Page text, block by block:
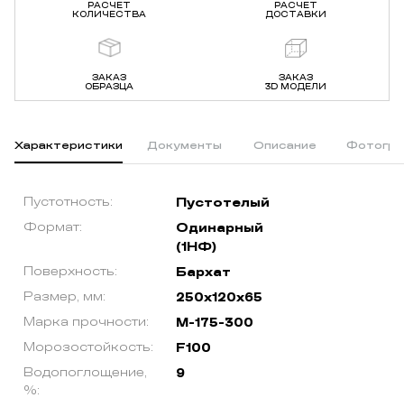
РАСЧЕТ
КОЛИЧЕСТВА
РАСЧЕТ
ДОСТАВКИ
ЗАКАЗ
ОБРАЗЦА
ЗАКАЗ
3D МОДЕЛИ
Характеристики Документы Описание
Пустотность: Пустотелый
Формат:
Одинарный
(1НФ)
Поверхность: Бархат
Размер, мм: 250х120х65
Марка прочности: М-175-300
Морозостойкость: F100
Водопоглощение,
%:
9